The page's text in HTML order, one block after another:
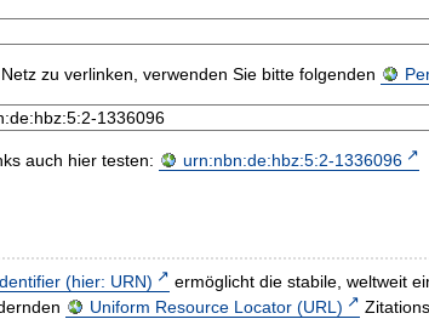
zu verlinken, verwenden Sie bitte folgenden
auch hier testen: urn:nbn:de:hbz:5:2-1336096
(hier: URN)
ermöglicht die stabile, weltweit
Uniform Resource Locator (URL)